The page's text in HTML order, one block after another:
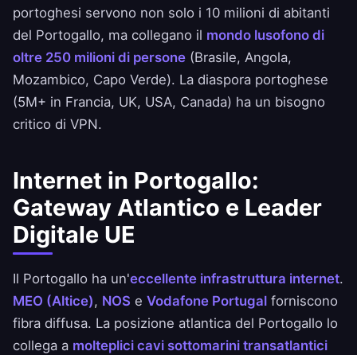
portoghesi servono non solo i 10 milioni di abitanti
del Portogallo, ma collegano il mondo lusofono di
oltre 250 milioni di persone (Brasile, Angola,
Mozambico, Capo Verde). La diaspora portoghese
(5M+ in Francia, UK, USA, Canada) ha un bisogno
critico di VPN.
Internet in Portogallo:
Gateway Atlantico e Leader
Digitale UE
Il Portogallo ha un'eccellente infrastruttura internet.
MEO (Altice), NOS e Vodafone Portugal forniscono
fibra diffusa. La posizione atlantica del Portogallo lo
collega a molteplici cavi sottomarini transatlantici